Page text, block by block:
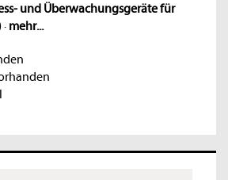
und Überwachungsgeräte für
· mehr...